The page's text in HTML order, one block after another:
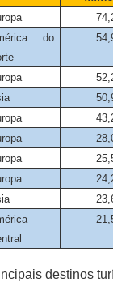
do
destinos